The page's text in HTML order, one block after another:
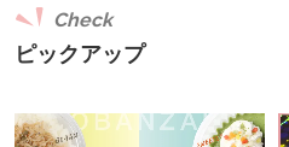
ピックアップ
Check